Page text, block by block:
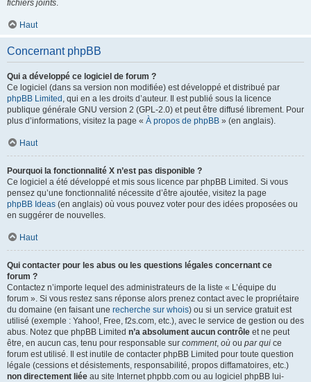
fichiers joints.
Haut
Concernant phpBB
Qui a développé ce logiciel de forum ?
Ce logiciel (dans sa version non modifiée) est développé et distribué par
phpBB Limited , qui en a les droits d’auteur. Il est publié sous la licence
publique générale GNU version 2 (GPL-2.0) et peut être diffusé librement. Pour
plus d’informations, visitez la page « À propos de phpBB » (en anglais).
Haut
Pourquoi la fonctionnalité X n’est pas disponible ?
Ce logiciel a été développé et mis sous licence par phpBB Limited. Si vous
pensez qu’une fonctionnalité nécessite d’être ajoutée, visitez la page
phpBB Ideas (en anglais) où vous pouvez voter pour des idées proposées ou
en suggérer de nouvelles.
Haut
Qui contacter pour les abus ou les questions légales concernant ce
forum ?
Contactez n’importe lequel des administrateurs de la liste « L’équipe du
forum ». Si vous restez sans réponse alors prenez contact avec le propriétaire
du domaine (en faisant une recherche sur whois) ou si un service gratuit est
utilisé (exemple : Yahoo!, Free, f2s.com, etc.), avec le service de gestion ou des
abus. Notez que phpBB Limited n’a absolument aucun contrôle et ne peut
être, en aucun cas, tenu pour responsable sur comment, où ou par qui ce
forum est utilisé. Il est inutile de contacter phpBB Limited pour toute question
légale (cessions et désistements, responsabilité, propos diffamatoires, etc.)
non directement liée au site Internet phpbb.com ou au logiciel phpBB lui-